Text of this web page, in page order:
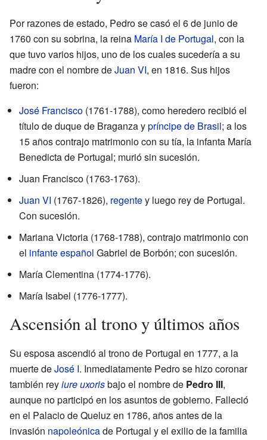
Por razones de estado, Pedro se casó el 6 de junio de
1760 con su sobrina, la reina María I de Portugal, con la
que tuvo varios hijos, uno de los cuales sucedería a su
madre con el nombre deJuan VI, en 1816. Sus hijos
fueron:
José Francisco (1761-1788), como heredero recibió el
título de duque de Braganza ypríncipe de Brasil; a los
15 años contrajo matrimonio con su tía, la infanta María
Benedicta de Portugal; murió sin sucesión.
Juan Francisco (1763-1763).
Juan VI (1767-1826), regentey luego rey de Portugal.
Con sucesión.
Mariana Victoria (1768-1788), contrajo matrimonio con
el infante español Gabriel de Borbón; con sucesión.
María Clementina (1774-1776).
María Isabel (1776-1777).
Ascensión al trono y últimos años
Su esposa ascendió al trono de Portugal en 1777, a la
muerte deJosé I. Inmediatamente Pedro se hizo coronar
también reyiure uxorisbajo el nombre de Pedro III,
aunque no participó en los asuntos de gobierno. Falleció
en el Palacio de Queluz en 1786, años antes de la
invasión napoleónicade Portugal y el exilio de la familia